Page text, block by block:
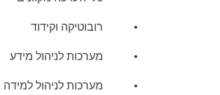
• רובוטיקה וקידוד
• מערכות לניהול מידע
• מערכות לניהול למידה